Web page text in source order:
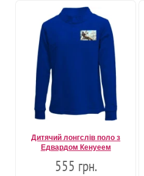
Дитячий лонгслів поло з
Едвардом Кенуеем
555 грн.